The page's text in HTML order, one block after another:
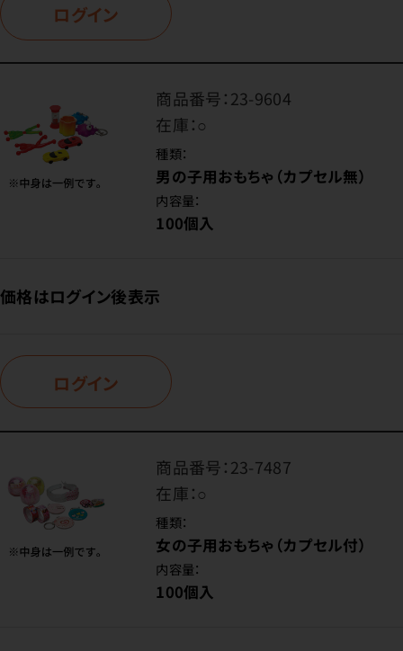
ログイン
商品番号：23-9604
在庫：○
種類：
男の子用おもちゃ（カプセル無）
内容量：
100個入
価格はログイン後表示
ログイン
商品番号：23-7487
在庫：○
種類：
女の子用おもちゃ（カプセル付）
内容量：
100個入